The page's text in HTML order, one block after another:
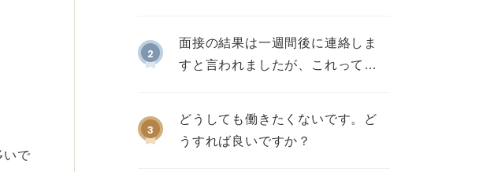
いで
2
面接の結果は一週間後に連絡しま
すと言われましたが、これって不
3
どうしても働きたくないです。ど
うすれば良いですか？